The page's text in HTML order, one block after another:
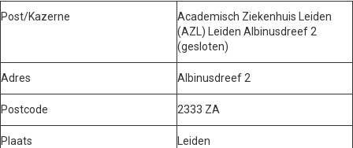
Post/Kazerne
Academisch Ziekenhuis Leiden
(AZL) Leiden Albinusdreef 2
(gesloten)
Adres Albinusdreef 2
Postcode 2333 ZA
Plaats Leiden